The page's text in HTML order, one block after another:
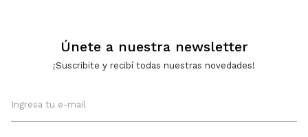
Únete a nuestra newsletter
¡Suscribite y recibí todas nuestras novedades!